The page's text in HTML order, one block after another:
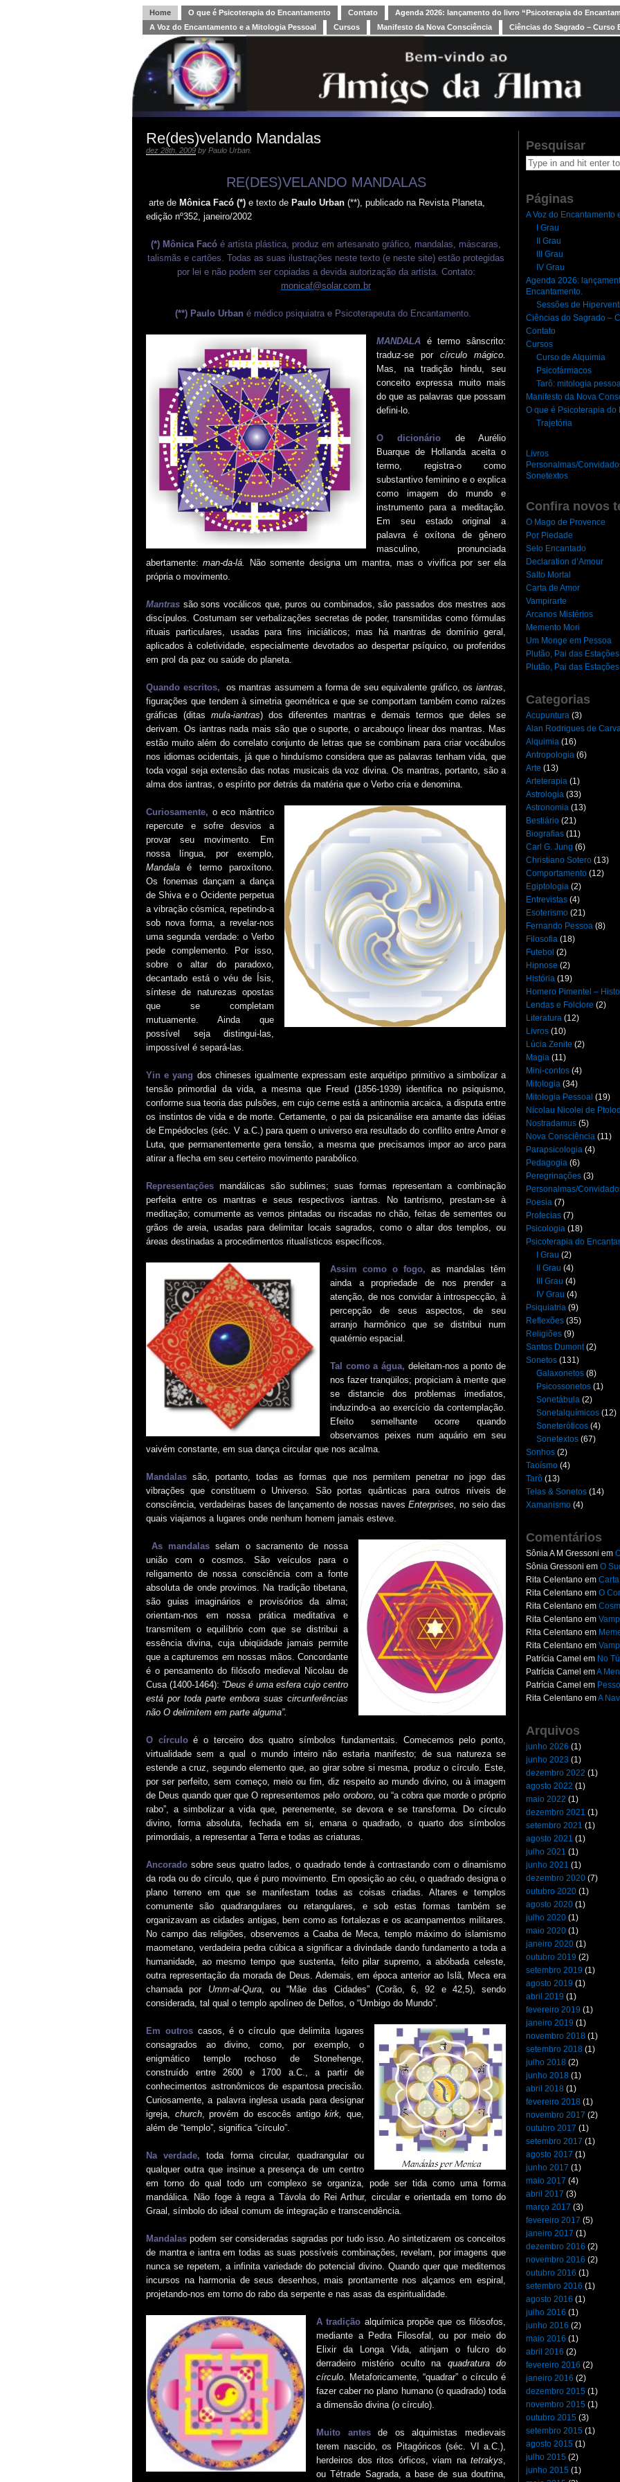
Home O que é Psicoterapia do Encantamento Contato
Agenda 2026: lançamento do livro “Psicoterapia do
A Voz do Encantamento e a Mitologia Pessoal
Cursos Manifesto da Nova Consciência Ciências do Sagrado – Curso
Re(des)velando Mandalas
dez 28th, 2009 by Paulo Urban
RE(DES)VELANDO MANDALAS
arte de Mônica Facó (*) e texto de Paulo Urban (**), publicado na Revista Planeta,
edição nº352, janeiro/2002
(*) Mônica Facó é artista plástica, produz em artesanato gráfico, mandalas, máscaras,
talismãs e cartões. Todas as suas ilustrações neste texto (e neste site) estão protegidas
por lei e não podem ser copiadas a devida autorização da artista. Contato:
monicaf@solar.com.br
(**) Paulo Urban é médico psiquiatra e Psicoterapeuta do Encantamento.
MANDALA é termo sânscrito:
traduz-se por círculo mágico.
Mas, na tradição hindu, seu
conceito expressa muito mais
do que as palavras que possam
defini-lo.
O dicionário de Aurélio
Buarque de Hollanda aceita o
termo, registra-o como
substantivo feminino e o explica
como imagem do mundo e
instrumento para a meditação.
Em seu estado original a
palavra é oxítona de gênero
masculino, pronunciada
abertamente:man-da-lá.
Não somente designa um mantra, mas o vivifica por ser ela
própria o movimento.
Mantras são sons vocálicos que, puros ou combinados, são passados dos mestres aos
discípulos. Costumam ser verbalizações secretas de poder, transmitidas como fórmulas
rituais particulares, usadas para fins iniciáticos; mas há mantras de domínio geral,
aplicados à coletividade, especialmente devotados ao despertar psíquico, ou proferidos
em prol da paz ou saúde do planeta.
Quando escritos, os mantras assumem a forma de seu equivalente gráfico, osiantras
figurações que tendem à simetria geométrica e que se comportam também como raízes
gráficas (ditas mula-iantras) dos diferentes mantras e demais termos que deles se
derivam. Os iantras nada mais são que o suporte, o arcabouço linear dos mantras. Mas
estão muito além do correlato conjunto de letras que se combinam para criar vocábulos
nos idiomas ocidentais, já que o hinduísmo considera que as palavras tenham vida, que
toda vogal seja extensão das notas musicais da voz divina. Os mantras, portanto, são a
alma dos iantras, o espírito por detrás da matéria que o Verbo cria e denomina.
Curiosamente, o eco mântrico
repercute e sofre desvios a
provar seu movimento. Em
nossa língua, por exemplo,
Mandala é termo paroxítono.
Os fonemas dançam a dança
de Shiva e o Ocidente perpetua
a vibração cósmica, repetindo-a
sob nova forma, a revelar-nos
uma segunda verdade: o Verbo
pede complemento. Por isso,
sobre o altar do paradoxo,
decantado está o véu de Ísis,
síntese de naturezas opostas
que se completam
mutuamente. Ainda que
possível seja distingui-las,
impossível é separá-las.
Yin e yang dos chineses igualmente expressam este arquétipo primitivo a simbolizar a
tensão primordial da vida, a mesma que Freud (1856-1939) identifica no psiquismo,
conforme sua teoria das pulsões, em cujo cerne está a antinomia arcaica, a disputa entre
os instintos de vida e de morte. Certamente, o pai da psicanálise era amante das idéias
de Empédocles (séc. V a.C.) para quem o universo era resultado do conflito entre Amor e
Luta, que permanentemente gera tensão, a mesma que precisamos impor ao arco para
atirar a flecha em seu certeiro movimento parabólico.
Representações mandálicas são sublimes; suas formas representam a combinação
perfeita entre os mantras e seus respectivos iantras. No tantrismo, prestam-se à
meditação; comumente as vemos pintadas ou riscadas no chão, feitas de sementes ou
grãos de areia, usadas para delimitar locais sagrados, como o altar dos templos, ou
áreas destinadas a procedimentos ritualísticos específicos.
Assim como o fogo, as mandalas têm
ainda a propriedade de nos prender a
atenção, de nos convidar à introspecção, à
percepção de seus aspectos, de seu
arranjo harmônico que se distribui num
quatérnio espacial.
Tal como a água, deleitam-nos a ponto de
nos fazer tranqüilos; propiciam à mente que
se distancie dos problemas imediatos,
induzindo-a ao exercício da contemplação.
Efeito semelhante ocorre quando
observamos peixes num aquário em seu
vaivém constante, em sua dança circular que nos acalma.
Mandalassão, portanto, todas as formas que nos permitem penetrar no jogo das
vibrações que constituem o Universo. São portas quânticas para outros níveis de
consciência, verdadeiras bases de lançamento de nossas naves Enterprises, no seio das
quais viajamos a lugares onde nenhum homem jamais esteve.
As mandalasselam o sacramento de nossa
união com o cosmos. São veículos para o
religamento de nossa consciência com a fonte
absoluta de onde provimos. Na tradição tibetana,
são guias imaginários e provisórios da alma;
orientam-nos em nossa prática meditativa e
transmitem o equilíbrio com que se distribui a
essência divina, cuja ubiqüidade jamais permite
que a capturemos em nossas mãos. Concordante
é o pensamento do filósofo medieval Nicolau de
Cusa (1400-1464): “Deus é uma esfera cujo centro
está por toda parte embora suas circunferências
não O delimitem em parte alguma”.
O círculoé o terceiro dos quatro símbolos fundamentais. Comecemos pelo ponto,
virtualidade sem a qual o mundo inteiro não estaria manifesto; de sua natureza se
estende a cruz, segundo elemento que, ao girar sobre si mesma, produz o círculo. Este,
por ser perfeito, sem começo, meio ou fim, diz respeito ao mundo divino, ou à imagem
de Deus quando quer que O representemos pelo oroboro, ou “a cobra que morde o próprio
rabo”, a simbolizar a vida que, perenemente, se devora e se transforma. Do círculo
divino, forma absoluta, fechada em si, emana o quadrado, o quarto dos símbolos
primordiais, a representar a Terra e todas as criaturas.
Ancorado sobre seus quatro lados, o quadrado tende à contrastando com o dinamismo
da roda ou do círculo, que é puro movimento. Em oposição ao céu, o quadrado designa o
plano terreno em que se manifestam todas as coisas criadas. Altares e templos
comumente são quadrangulares ou retangulares, e sob estas formas também se
organizavam as cidades antigas, bem como as fortalezas e os acampamentos militares.
No campo das religiões, observemos a Caaba de Meca, templo máximo do islamismo
maometano, verdadeira pedra cúbica a significar a divindade dando fundamento a toda a
humanidade, ao mesmo tempo que sustenta, feito pilar supremo, a abóbada celeste,
outra representação da morada de Deus. Ademais, em época anterior ao Islã, Meca era
chamada por Umm-al-Qura, ou “Mãe das Cidades” (Corão, 6, 92 e 42,5), sendo
considerada, tal qual o templo apolíneo de Delfos, o “Umbigo do Mundo”.
Em outros casos, é o círculo que delimita lugares
consagrados ao divino, como, por exemplo, o
enigmático templo rochoso de Stonehenge,
construído entre 2600 e 1700 a.C., a partir de
conhecimentos astronômicos de espantosa precisão.
Curiosamente, a palavra inglesa usada para designar
igreja, church, provém do escocês antigokirk,
que,
além de “templo”, significa “círculo”.
Na verdade,toda forma circular, quadrangular ou
qualquer outra que insinue a presença de um centro
em torno do qual todo um complexo se organiza, pode ser tida como uma forma
mandálica. Não foge à regra a Távola do Rei Arthur, circular e orientada em torno do
Graal, símbolo do ideal comum de integração e transcendência.
Mandalaspodem ser consideradas sagradas por tudo isso. Ao sintetizarem os conceitos
de mantra e iantra em todas as suas possíveis combinações, revelam, por imagens que
nunca se repetem, a infinita variedade do potencial divino. Quando quer que meditemos
incursos na harmonia de seus desenhos, mais prontamente nos alçamos em espiral,
projetando-nos em torno do rabo da serpente e nas asas da espiritualidade.
A tradição alquímica propõe que os filósofos,
mediante a Pedra Filosofal, ou por meio do
Elixir da Longa Vida, atinjam o fulcro do
derradeiro mistério oculto na quadratura do
círculo . Metaforicamente, “quadrar” o círculo é
fazer caber no plano humano (o quadrado) toda
a dimensão divina (o círculo).
Muito antesde os alquimistas medievais
terem nascido, os Pitagóricos (séc. VI a.C.),
herdeiros dos ritos órficos, viam na tetrakys
ou Tétrade Sagrada, a base de sua doutrina,
Pesquisar
Páginas
A Voz do Encantamento
I Grau
II Grau
III Grau
IV Grau
Agenda 2026:
Encantamento.
Sessões de
Ciências do Sagrado –
Contato
Cursos
Curso de Alquimia
Psicofármacos
Tarô: mitologia
Manifesto da Nova
O que é Psicoterapia do
Trajetória
Livros
Personalmas/
Sonetextos
Confira novos
O Mago de Provence
Por Piedade
Selo Encantado
Declaration d’Amour
Salto Mortal
Carta de Amor
Vampirarte
Arcanos Mistérios
Memento Mori
Um Monge em Pessoa
Plutão, Pai das
Plutão, Pai das
Categorias
Acupuntura (3)
Alan Rodrigues de
Alquimia (16)
Antropologia (6)
Arte (13)
Arteterapia (1)
Astrologia (33)
Astronomia (13)
Bestiário (21)
Biografias (11)
Carl G. Jung (6)
Christiano Sotero (13)
Comportamento (12)
Egiptologia (2)
Entrevistas (4)
Esoterismo (21)
Fernando Pessoa (8)
Filosofia (18)
Futebol (2)
Hipnose (2)
História (19)
Homero Pimentel –
Lendas e Folclore (2)
Literatura (12)
Livros (10)
Lúcia Zenite (2)
Magia (11)
Mini-contos (4)
Mitologia (34)
Mitologia Pessoal (19)
Nicolau Nicolei de
Nostradamus (5)
Nova Consciência (11)
Parapsicologia (4)
Pedagogia (6)
Peregrinações (3)
Personalmas/
Poesia (7)
Profecias (7)
Psicologia (18)
Psicoterapia do
I Grau (2)
II Grau (4)
III Grau (4)
IV Grau (4)
Psiquiatria (9)
Reflexões (35)
Religiões (9)
Santos Dumont (2)
Sonetos (131)
Galaxonetos (8)
Psicossonetos (1)
Sonetábula (2)
Sonetalquímicos (12)
Soneteróticos (4)
Sonetextos (67)
Sonhos (2)
Taoísmo (4)
Tarô (13)
Telas & Sonetos (14)
Xamanismo (4)
Comentários
Sônia A M Gressoni em
Sônia Gressoni em O
Rita Celentano em
Rita Celentano em O
Rita Celentano em
Rita Celentano em
Rita Celentano em
Rita Celentano em
Patrícia Camel em No
Patrícia Camel emA
Patrícia Camel em
Rita Celentano emA
Arquivos
junho 2026 (1)
junho 2023 (1)
dezembro 2022 (1)
agosto 2022 (1)
maio 2022 (1)
dezembro 2021 (1)
setembro 2021 (1)
agosto 2021 (1)
julho 2021 (1)
junho 2021 (1)
dezembro 2020 (7)
outubro 2020 (1)
agosto 2020 (1)
julho 2020 (1)
maio 2020 (1)
janeiro 2020 (1)
outubro 2019 (2)
setembro 2019 (1)
agosto 2019 (1)
abril 2019 (1)
fevereiro 2019 (1)
janeiro 2019 (1)
novembro 2018 (1)
setembro 2018 (1)
julho 2018 (2)
junho 2018 (1)
abril 2018 (1)
fevereiro 2018 (1)
novembro 2017 (2)
outubro 2017 (1)
setembro 2017 (1)
agosto 2017 (1)
junho 2017 (1)
maio 2017 (4)
abril 2017 (3)
março 2017 (3)
fevereiro 2017 (5)
janeiro 2017 (1)
dezembro 2016 (2)
novembro 2016 (2)
outubro 2016 (1)
setembro 2016 (1)
agosto 2016 (1)
julho 2016 (1)
junho 2016 (2)
maio 2016 (1)
abril 2016 (2)
fevereiro 2016 (2)
janeiro 2016 (2)
dezembro 2015 (1)
novembro 2015 (1)
outubro 2015 (3)
setembro 2015 (1)
agosto 2015 (1)
julho 2015 (2)
junho 2015 (1)